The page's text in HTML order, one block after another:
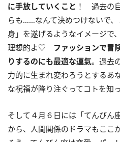
に手放していくこと ！ 過去の
らも……なんて決めつけないで
身」を遂げるようなイメージで
理想的よ♡ ファッションで冒
りするのにも最適な運氣。過去
力的に生まれ変わろうとするあ
な祝福が降り注ぐってコトを知
そして４月６日には「てんびん
から、人間関係のドラマもここ